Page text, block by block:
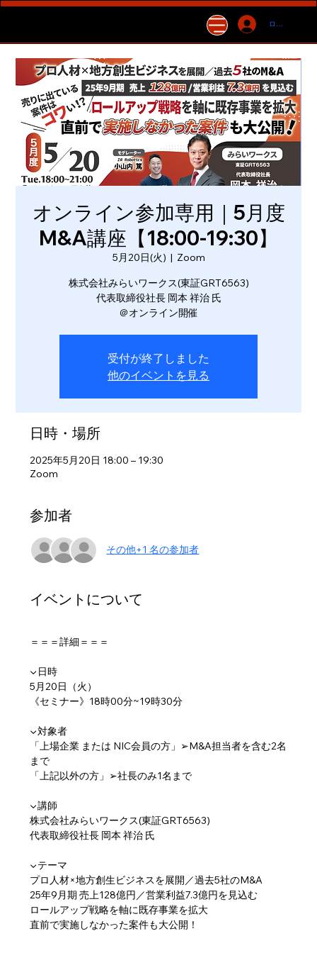
ログイン
オンライン参加専用｜5月度
M&A講座【18:00-19:30】
5月20日(火)
  |
Zoom
株式会社みらいワークス(東証GRT6563)
代表取締役社長 岡本 祥治 氏
＠オンライン開催
受付が終了しました
他のイベントを見る
日時・場所
2025年5月20日 18:00 – 19:30
Zoom
参加者
その他+1 名の参加者
イベントについて
＝＝＝詳細＝＝＝
▼日時
5月20日（火）
《セミナー》18時00分~19時30分
▼対象者
「上場企業 または NIC会員の方」➢M&A担当者を含む2名
まで
「上記以外の方」➢社長のみ1名まで
▼講師
株式会社みらいワークス(東証GRT6563)
代表取締役社長 岡本 祥治 氏
▼テーマ
プロ人材×地方創生ビジネスを展開／過去5社のM&A
25年9月期 売上128億円／営業利益7.3億円を見込む
ロールアップ戦略を軸に既存事業を拡大
直前で実施しなかった案件も大公開！